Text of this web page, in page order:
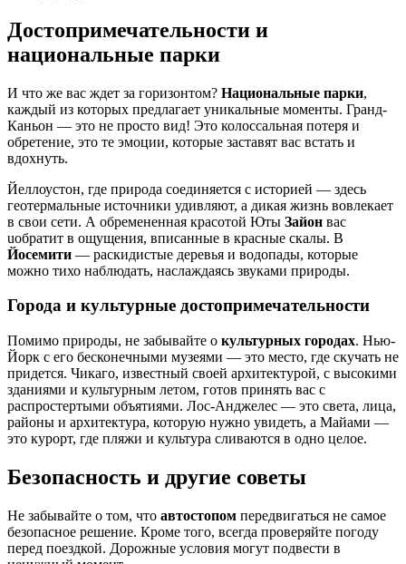
Достопримечательности и
национальные парки
И что же вас ждет за горизонтом? Национальные парки,
каждый из которых предлагает уникальные моменты. Гранд-
Каньон — это не просто вид! Это колоссальная потеря и
обретение, это те эмоции, которые заставят вас встать и
вдохнуть.
Йеллоустон, где природа соединяется с историей — здесь
геотермальные источники удивляют, а дикая жизнь вовлекает
в свои сети. А обремененная красотой Юты Зайон вас
uобратит в ощущения, вписанные в красные скалы. В
Йосемити — раскидистые деревья и водопады, которые
можно тихо наблюдать, наслаждаясь звуками природы.
Города и культурные достопримечательности
Помимо природы, не забывайте о культурных городах. Нью-
Йорк с его бесконечными музеями — это место, где скучать не
придется. Чикаго, известный своей архитектурой, с высокими
зданиями и культурным летом, готов принять вас с
распростертыми объятиями. Лос-Анджелес — это света, лица,
районы и архитектура, которую нужно увидеть, а Майами —
это курорт, где пляжи и культура сливаются в одно целое.
Безопасность и другие советы
Не забывайте о том, что автостопом передвигаться не самое
безопасное решение. Кроме того, всегда проверяйте погоду
перед поездкой. Дорожные условия могут подвести в